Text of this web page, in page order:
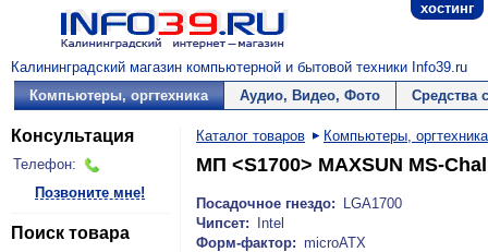
хостинг
Калининградский магазин компьютерной и бытовой техники Info39.ru
Компьютеры, оргтехника
Аудио, Видео, Фото Средства
Консультация
Телефон:
Позвоните мне!
Поиск товара
Каталог товаров Компьютеры, оргтехника
МП <S1700> MAXSUN MS-
Посадочное гнездо:
LGA1700
Чипсет:
Intel
Форм-фактор: microATX